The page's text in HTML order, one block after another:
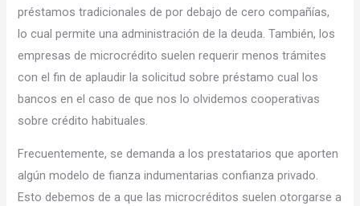
préstamos tradicionales de por debajo de cero compañías,
lo cual permite una administración de la deuda. También, los
empresas de microcrédito suelen requerir menos trámites
con el fin de aplaudir la solicitud sobre préstamo cual los
bancos en el caso de que nos lo olvidemos cooperativas
sobre crédito habituales.
Frecuentemente, se demanda a los prestatarios que aporten
algún modelo de fianza indumentarias confianza privado.
Esto debemos de a que las microcréditos suelen otorgarse a